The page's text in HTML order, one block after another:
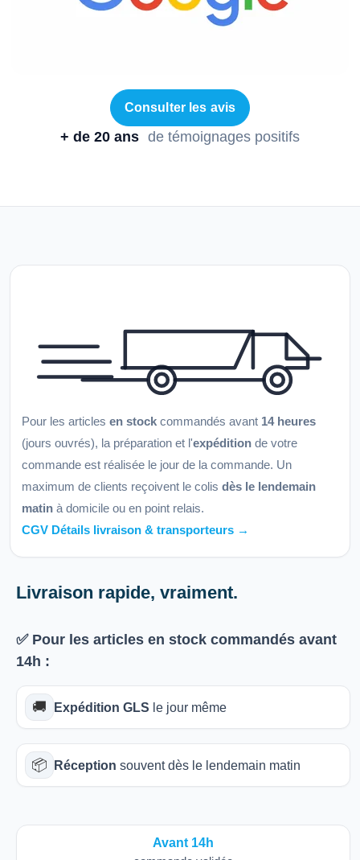
Consulter les avis
+ de 20 ans de témoignages positifs
Pour les articles en stock commandés avant 14 heures
(jours ouvrés), la préparation et l'expédition de votre
commande est réalisée le jour de la commande. Un
maximum de clients reçoivent le colis dès le lendemain
matin à domicile ou en point relais.
CGV Détails livraison & transporteurs →
Livraison rapide, vraiment.
✅ Pour les articles en stock commandés avant
14h :
🚚 Expédition GLS le jour même
📦 Réception souvent dès le lendemain matin
Avant 14h